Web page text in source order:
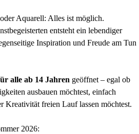
Aquarell: Alles ist möglich.
entsteht ein lebendiger
Inspiration und Freude am Tun
alle ab 14 Jahren geöffnet – egal ob
ausbauen möchtest, einfach
Kreativität freien Lauf lassen möchtest.
2026: